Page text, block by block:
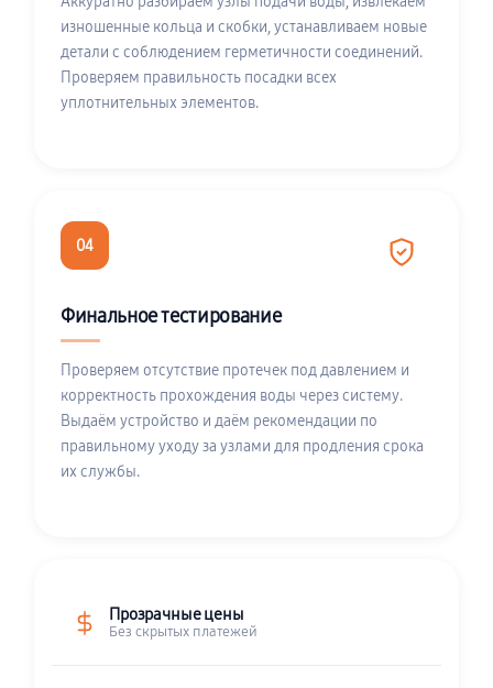
изношенные кольца и скобки, устанавливаем новые
детали с соблюдением герметичности соединений.
Проверяем правильность посадки всех
уплотнительных элементов.
04
Финальное тестирование
Проверяем отсутствие протечек под давлением и
корректность прохождения воды через систему.
Выдаём устройство и даём рекомендации по
правильному уходу за узлами для продления срока
их службы.
Прозрачные цены
Без скрытых платежей